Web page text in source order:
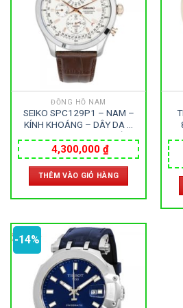
182
42mm 43mm
48-52mm
ĐỒNG HỒ NAM
SEIKO SPC129P1 – NAM –
KÍNH KHOÁNG – DÂY DA –
NHẬT
4,300,000 ₫
THÊM VÀO GIỎ HÀNG
-14%